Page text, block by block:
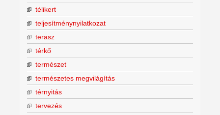
télikert
teljesítménynyilatkozat
terasz
térkő
természet
természetes megvilágítás
térnyitás
tervezés